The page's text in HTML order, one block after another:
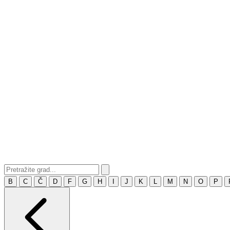
B C Č D F G H J K M N O P